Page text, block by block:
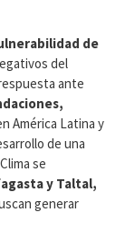
de
del
ante
América Latina y
de una
se
y Taltal,
generar